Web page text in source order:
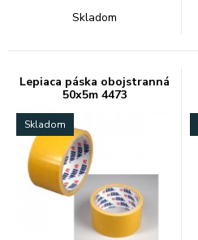
Skladom
Lepiaca páska obojstranná
50x5m 4473
Skladom